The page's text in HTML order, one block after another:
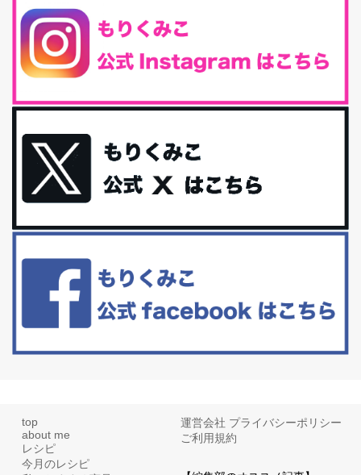
最近、グラノーラ迷子になっていた私です。が、と〜〜〜っても美
味しくて栄養たっぷりのグラノーラを発...
腸活は「食事」だけだと思っていませんか？私の腸活完全版！
腸内環境を整えることは、健康維持の中でいっちばん大事！だと私
最近お風呂上がりの炭酸水をシリカシリカにしているんだけど確か
に髪と爪が丈夫になった気がする。炭酸...
体に優しい、私のふるさと納税５選。
今回は、最近毎回定期的に購入している「楽天ふるさと納税」の返
礼品トップ５を紹介します。今までいろ...
更年期を穏やかに乗りきるために今できる５つのこと。
といった更年期症状はまだ...
top
about me
レシピ
今月のレシピ
運営会社 プライバシーポリシー
ご利用規約